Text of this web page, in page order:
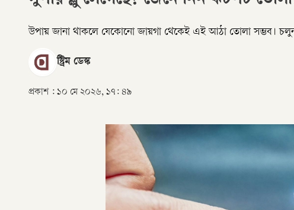
উপায় জানা থাকলে যেকোনো জায়গা থেকেই এই আঠা তোলা সম্ভব।
স্ট্রিম ডেস্ক
প্রকাশ : ১০ মে ২০২৬, ১৭: ৪৯